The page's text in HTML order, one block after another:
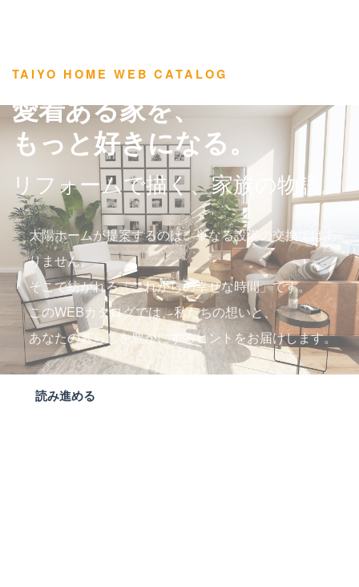
TAIYO HOME WEB CATALOG
愛着ある家を、
もっと好きになる。
リフォームで描く、家族の物語。
太陽ホームが提案するのは、単なる設備の交換ではあ
りません。
そこで紡がれる「これからの幸せな時間」です。
このWEBカタログでは、私たちの想いと、
あなたの暮らしを豊かにするヒントをお届けします。
読み進める